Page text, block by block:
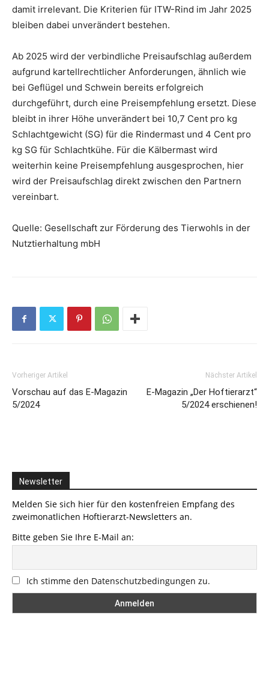
damit irrelevant. Die Kriterien für ITW-Rind im Jahr 2025
bleiben dabei unverändert bestehen.
Ab 2025 wird der verbindliche Preisaufschlag außerdem
aufgrund kartellrechtlicher Anforderungen, ähnlich wie
bei Geflügel und Schwein bereits erfolgreich
durchgeführt, durch eine Preisempfehlung ersetzt. Diese
bleibt in ihrer Höhe unverändert bei 10,7 Cent pro kg
Schlachtgewicht (SG) für die Rindermast und 4 Cent pro
kg SG für Schlachtkühe. Für die Kälbermast wird
weiterhin keine Preisempfehlung ausgesprochen, hier
wird der Preisaufschlag direkt zwischen den Partnern
vereinbart.
Quelle: Gesellschaft zur Förderung des Tierwohls in der
Nutztierhaltung mbH
Vorheriger Artikel
Vorschau auf das E-Magazin
5/2024
Nächster Artikel
E-Magazin „Der Hoftierarzt“
5/2024 erschienen!
Newsletter
Melden Sie sich hier für den kostenfreien Empfang des
zweimonatlichen Hoftierarzt-Newsletters an.
Bitte geben Sie Ihre E-Mail an:
Ich stimme den Datenschutzbedingungen zu.